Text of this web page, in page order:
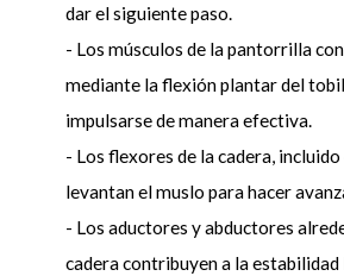
dar el siguiente paso.
- Los músculos de la pantorrilla
mediante la flexión plantar del
impulsarse de manera efectiva.
- Los flexores de la cadera, incluido
levantan el muslo para hacer
- Los aductores y abductores
cadera contribuyen a la estabilidad